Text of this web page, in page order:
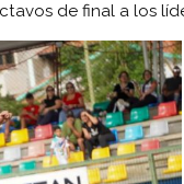
de final a los